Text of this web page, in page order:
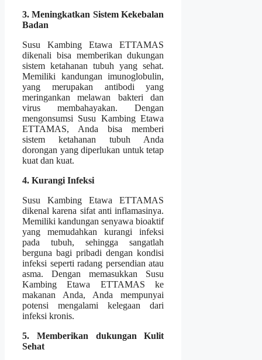
3. Meningkatkan Sistem Kekebalan
Badan
Susu Kambing Etawa ETTAMAS
dikenali bisa memberikan dukungan
sistem ketahanan tubuh yang sehat.
Memiliki kandungan imunoglobulin,
yang merupakan antibodi yang
meringankan melawan bakteri dan
virus membahayakan. Dengan
mengonsumsi Susu Kambing Etawa
ETTAMAS, Anda bisa memberi
sistem ketahanan tubuh Anda
dorongan yang diperlukan untuk tetap
kuat dan kuat.
4. Kurangi Infeksi
Susu Kambing Etawa ETTAMAS
dikenal karena sifat anti inflamasinya.
Memiliki kandungan senyawa bioaktif
yang memudahkan kurangi infeksi
pada tubuh, sehingga sangatlah
berguna bagi pribadi dengan kondisi
infeksi seperti radang persendian atau
asma. Dengan memasukkan Susu
Kambing Etawa ETTAMAS ke
makanan Anda, Anda mempunyai
potensi mengalami kelegaan dari
infeksi kronis.
5. Memberikan dukungan Kulit
Sehat